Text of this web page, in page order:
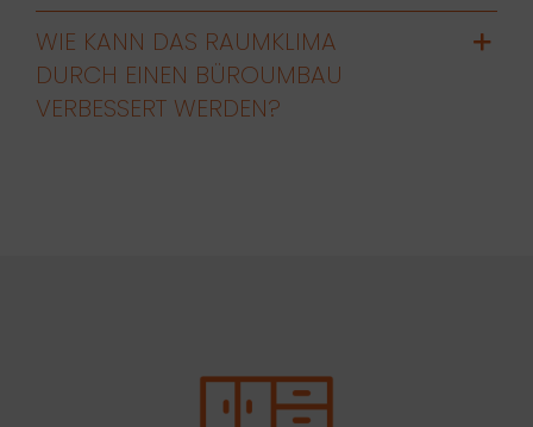
WIE KANN DAS RAUMKLIMA
DURCH EINEN BÜROUMBAU
VERBESSERT WERDEN?